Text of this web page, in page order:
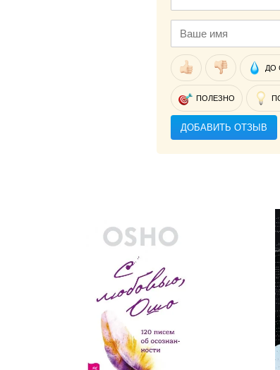
ДО
ПОЛЕЗНО
ДОБАВИТЬ ОТЗЫВ